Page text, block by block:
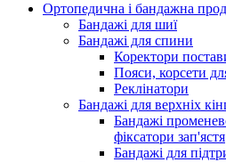
Ортопедична і бандажна
Бандажі для шиї
Бандажі для спини
Коректори
Пояси, корсети
Реклінатори
Бандажі для верхніх
Бандажі
фіксатори зап'ястя
Бандажі для